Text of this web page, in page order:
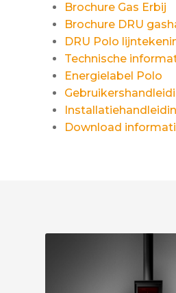
Brochure Gas Erbij
Brochure DRU
DRU Polo
Technische
Energielabel Polo
Download